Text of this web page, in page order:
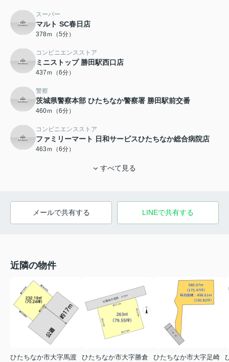
スーパー
マルト SC春日店
378ｍ（5分）
コンビニエンスストア
ミニストップ 勝田駅西口店
437ｍ（6分）
警察
茨城県警察本部 ひたちなか警察署 勝田駅前交番
460ｍ（6分）
コンビニエンスストア
ファミリーマート 日和サービスひたちなか総合病院店
463ｍ（6分）
すべて見る
メールで共有する LINEで共有する
近隣の物件
ひたちなか市大字馬渡
ひたちなか市大字勝倉
ひたちなか市大字足崎